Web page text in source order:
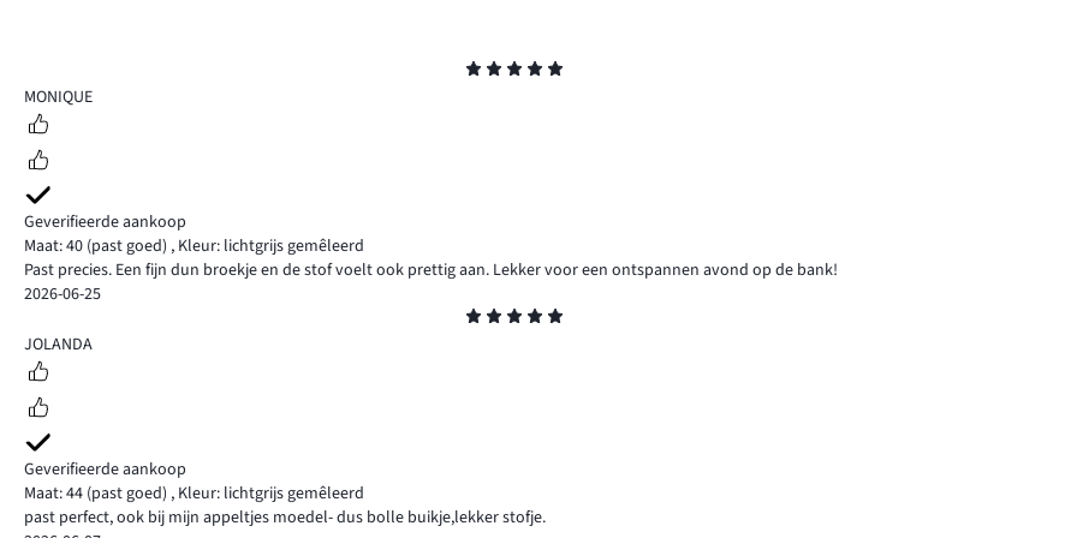
5
MONIQUE
Geverifieerde aankoop
Maat: 40 (past goed) , Kleur: lichtgrijs gemêleerd
Past precies. Een fijn dun broekje en de stof voelt ook prettig aan. Lekker voor een ontspannen avond op de bank!
2026-06-25
5
JOLANDA
Geverifieerde aankoop
Maat: 44 (past goed) , Kleur: lichtgrijs gemêleerd
past perfect, ook bij mijn appeltjes moedel- dus bolle buikje,lekker stofje.